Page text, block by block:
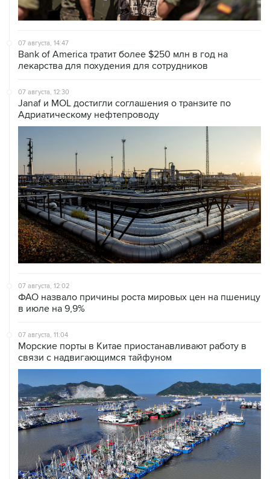
07 августа, 14:47
Bank of America тратит более $250 млн в год на
лекарства для похудения для сотрудников
07 августа, 12:30
Janaf и MOL достигли соглашения о транзите по
Адриатическому нефтепроводу
07 августа, 12:02
ФАО назвало причины роста мировых цен на пшеницу
в июле на 9,9%
07 августа, 11:04
Морские порты в Китае приостанавливают работу в
связи с надвигающимся тайфуном